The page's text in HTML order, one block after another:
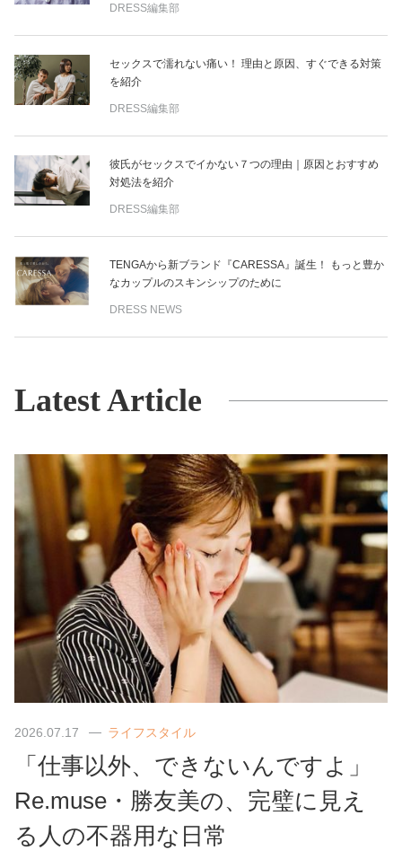
DRESS編集部
セックスで濡れない痛い！ 理由と原因、すぐできる対策
を紹介
DRESS編集部
彼氏がセックスでイかない７つの理由｜原因とおすすめ
対処法を紹介
DRESS編集部
TENGAから新ブランド『CARESSA』誕生！ もっと豊か
なカップルのスキンシップのために
DRESS NEWS
Latest Article
2026.07.17 ライフスタイル
「仕事以外、できないんですよ」
Re.muse・勝友美の、完璧に見え
る人の不器用な日常